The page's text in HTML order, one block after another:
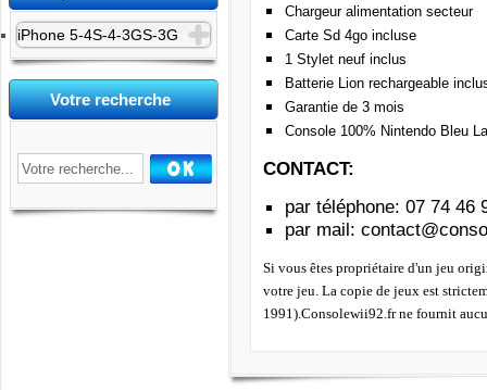
iPhone 5-4S-4-3GS-3G
Votre recherche
Chargeur alimentation secteur
Carte Sd 4go incluse
1 Stylet neuf inclus
Batterie Lion rechargeable
Garantie de 3 mois
Console 100% Nintendo Bleu
CONTACT:
par téléphone: 07 74 46
par mail:
Si vous êtes propriétaire d'un jeu
votre jeu. La copie de jeux est
1991).Consolewii92.fr ne fournit